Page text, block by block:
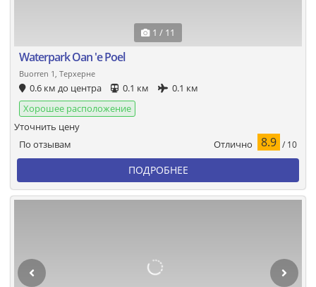
1 / 11
Waterpark Oan 'e Poel
Buorren 1, Терхерне
0.6 км до центра 0.1 км
0.1 км
Хорошее расположение
По отзывам Отлично 8.9 / 10
Уточнить цену
ПОДРОБНЕЕ